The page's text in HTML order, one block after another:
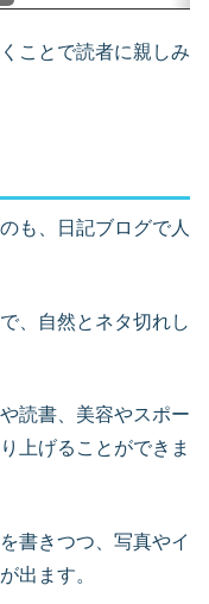
ことで読者に親しみ
も、日記ブログで人
、自然とネタ切れし
読書、美容やスポー
上げることができま
書きつつ、写真やイ
出ます。